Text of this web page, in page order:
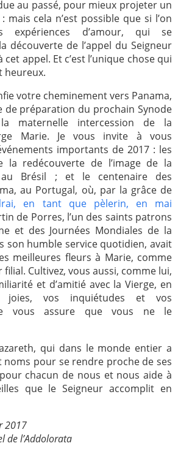
au passé, pour mieux projeter un
cela n’est possible que si l’on
expériences d’amour, qui se
découverte de l’appel du Seigneur
cet appel. Et c’est l’unique chose qui
heureux.
votre cheminement vers Panama,
de préparation du prochain Synode
maternelle intercession de la
Marie. Je vous invite à vous
importants de 2017 : les
redécouverte de l’image de la
Brésil ; et le centenaire des
au Portugal, où, par la grâce de
en tant que pèlerin, en mai
de Porres, l’un des saints patrons
et des Journées Mondiales de la
son humble service quotidien, avait
meilleures fleurs à Marie, comme
Cultivez, vous aussi, comme lui,
et d’amitié avec la Vierge, en
vos inquiétudes et vos
vous assure que vous ne le
qui dans le monde entier a
noms pour se rendre proche de ses
chacun de nous et nous aide à
que le Seigneur accomplit en
2017
de l’Addolorata